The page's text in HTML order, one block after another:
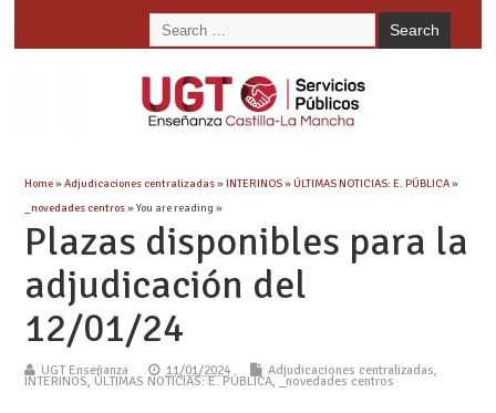
Home»Adjudicaciones centralizadas»INTERINOS»ÚLTIMAS NOTICIAS: E. PÚBLICA»
_novedades centros» You are reading »
Plazas disponibles para la
adjudicación del
12/01/24
UGT Enseñanza 11/01/2024 Adjudicaciones centralizadas,
INTERINOS, ÚLTIMAS NOTICIAS: E. PÚBLICA, _novedades centros